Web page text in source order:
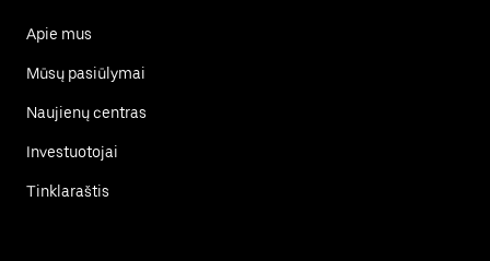
Apie mus
Mūsų pasiūlymai
Naujienų centras
Investuotojai
Tinklaraštis